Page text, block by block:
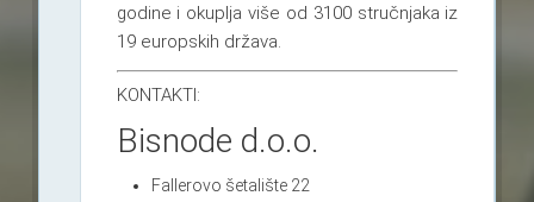
godine i okuplja više od 3100 stručnjaka iz
19 europskih država.
KONTAKTI:
Bisnode d.o.o.
Fallerovo šetalište 22